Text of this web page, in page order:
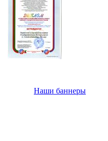
Наши баннеры